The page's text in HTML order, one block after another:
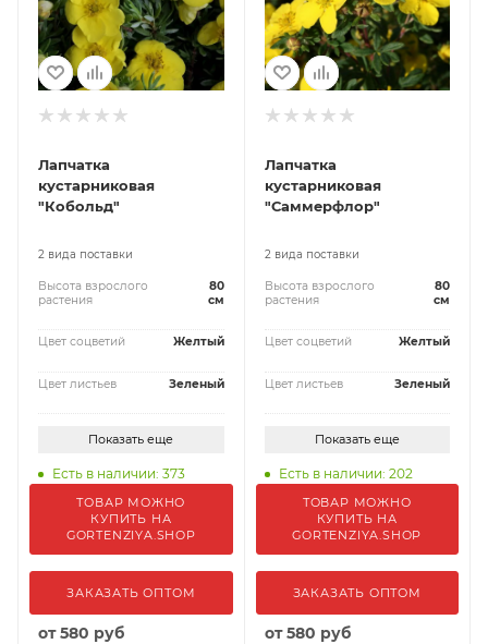
Лапчатка
кустарниковая
"Кобольд"
2 вида поставки
Высота взрослого
растения
80
см
Цвет соцветий Желтый
Цвет листьев Зеленый
Показать еще
Есть в наличии: 373
ТОВАР МОЖНО
КУПИТЬ НА
GORTENZIYA.SHOP
ЗАКАЗАТЬ ОПТОМ
от580 руб
Лапчатка
кустарниковая
"Саммерфлор"
2 вида поставки
Высота взрослого
растения
80
см
Цвет соцветий Желтый
Цвет листьев Зеленый
Показать еще
Есть в наличии: 202
ТОВАР МОЖНО
КУПИТЬ НА
GORTENZIYA.SHOP
ЗАКАЗАТЬ ОПТОМ
от580 руб